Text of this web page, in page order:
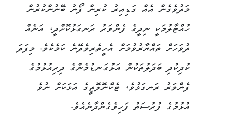
މަދުވެގެން އެއް ގަޑިއިރު ކުރިން ފޯނު ބޭނުންކުރުން
ހުއްޓާލުމަކީ ނިދީގެ ފެންވަރު ރަނގަޅުކޮށްދީ، އަނެއް
ދުވަހަށް ތައްޔާރުވުމަށް އެހީތެރިވެދޭނެ ކަމެކެވެ. މިފަދަ
ކުދިކުދި ބަދަލުތަކުން އަޅުގަނޑުމެންގެ ދިރިއުޅުމުގެ
ފެންވަރު ރަނގަޅުވެ، ޓެކްނޮލޮޖީގެ އަޅަކަށް ނުވެ
އުޅުމުގެ ފުރުސަތު ފަހިވެގެންދާނެއެވެ.